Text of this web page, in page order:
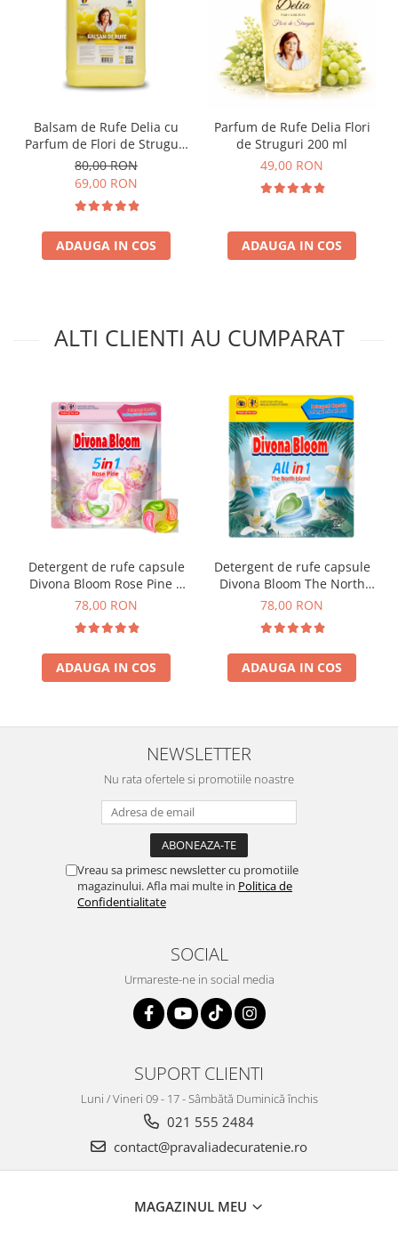
Balsam de Rufe Delia cu
Parfum de Flori de Struguri
5L
80,00 RON
69,00 RON
ADAUGA IN COS
Parfum de Rufe Delia Flori
de Struguri 200 ml
49,00 RON
ADAUGA IN COS
ALTI CLIENTI AU CUMPARAT
Detergent de rufe capsule
Divona Bloom Rose Pine 5
in 1 60 spalari
78,00 RON
ADAUGA IN COS
Detergent de rufe capsule
Divona Bloom The North
Island All in 1 60 Capsule
78,00 RON
ADAUGA IN COS
NEWSLETTER
Nu rata ofertele si promotiile noastre
Vreau sa primesc newsletter cu promotiile
magazinului. Afla mai multe in Politica de
Confidentialitate
SOCIAL
Urmareste-ne in social media
SUPORT CLIENTI
Luni / Vineri 09 - 17 - Sâmbătă Duminică închis
021 555 2484
contact@pravaliadecuratenie.ro
MAGAZINUL MEU